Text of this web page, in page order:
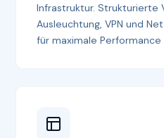
Infrastruktur. Strukturierte
Ausleuchtung, VPN und
für maximale